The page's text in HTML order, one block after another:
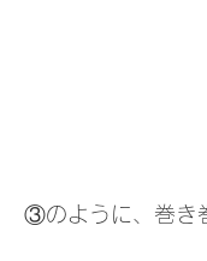
③のように、巻き